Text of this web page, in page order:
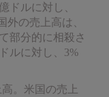
ドルに対し、
外の売上高は、
部分的に相殺さ
ルに対し、3%
。米国の売上